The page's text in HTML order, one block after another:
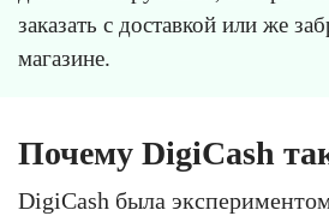
заказать с доставкой или же
магазине.
Почему DigiCash
DigiCash была